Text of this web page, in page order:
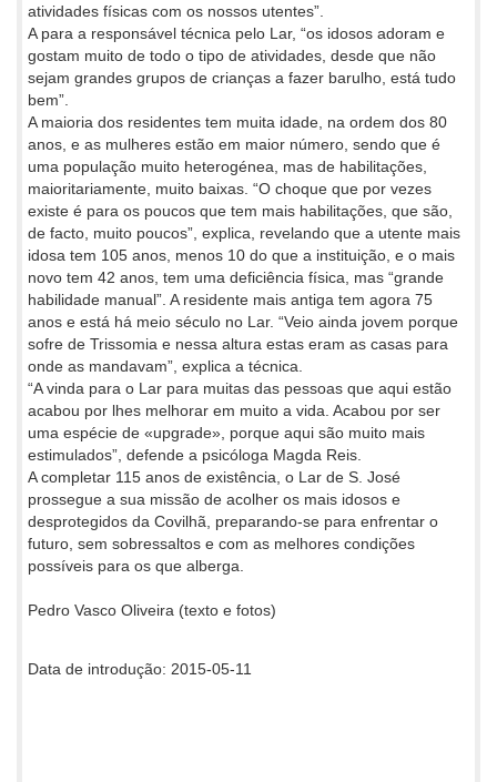
atividades físicas com os nossos utentes”.
A para a responsável técnica pelo Lar, “os idosos adoram e
gostam muito de todo o tipo de atividades, desde que não
sejam grandes grupos de crianças a fazer barulho, está tudo
bem”.
A maioria dos residentes tem muita idade, na ordem dos 80
anos, e as mulheres estão em maior número, sendo que é
uma população muito heterogénea, mas de habilitações,
maioritariamente, muito baixas. “O choque que por vezes
existe é para os poucos que tem mais habilitações, que são,
de facto, muito poucos”, explica, revelando que a utente mais
idosa tem 105 anos, menos 10 do que a instituição, e o mais
novo tem 42 anos, tem uma deficiência física, mas “grande
habilidade manual”. A residente mais antiga tem agora 75
anos e está há meio século no Lar. “Veio ainda jovem porque
sofre de Trissomia e nessa altura estas eram as casas para
onde as mandavam”, explica a técnica.
“A vinda para o Lar para muitas das pessoas que aqui estão
acabou por lhes melhorar em muito a vida. Acabou por ser
uma espécie de «upgrade», porque aqui são muito mais
estimulados”, defende a psicóloga Magda Reis.
A completar 115 anos de existência, o Lar de S. José
prossegue a sua missão de acolher os mais idosos e
desprotegidos da Covilhã, preparando-se para enfrentar o
futuro, sem sobressaltos e com as melhores condições
possíveis para os que alberga.
Pedro Vasco Oliveira (texto e fotos)
Data de introdução: 2015-05-11